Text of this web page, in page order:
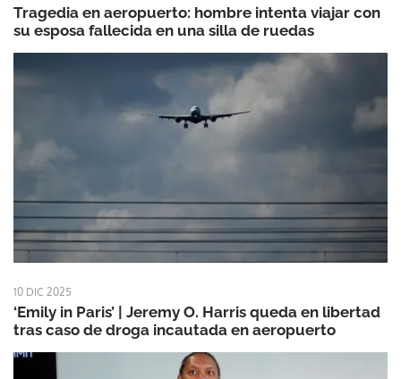
Tragedia en aeropuerto: hombre intenta viajar con
su esposa fallecida en una silla de ruedas
10 DIC 2025
‘Emily in Paris’ | Jeremy O. Harris queda en libertad
tras caso de droga incautada en aeropuerto